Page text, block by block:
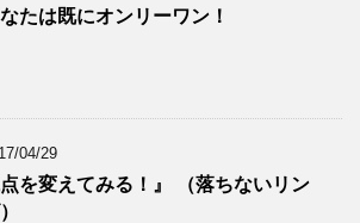
たは既にオンリーワン！
04/29
を変えてみる！』 （落ちないリン